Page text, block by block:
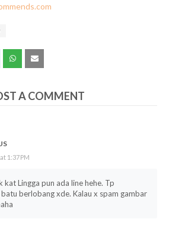
A COMMENT
1:37 PM
kat Lingga pun ada line hehe. Tp
berlobang xde. Kalau x spam gambar